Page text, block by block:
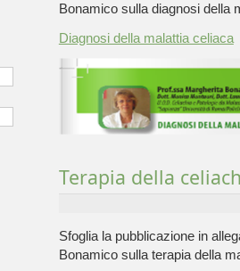
Bonamico sulla diagnosi della
Diagnosi della malattia celiaca
Terapia della
Sfoglia la pubblicazione in
Bonamico sulla terapia della